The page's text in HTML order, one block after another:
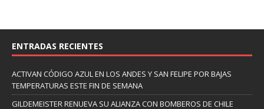
ENTRADAS RECIENTES
ACTIVAN CÓDIGO AZUL EN LOS ANDES Y SAN FELIPE POR BAJAS
TEMPERATURAS ESTE FIN DE SEMANA
GILDEMEISTER RENUEVA SU ALIANZA CON BOMBEROS DE CHILE